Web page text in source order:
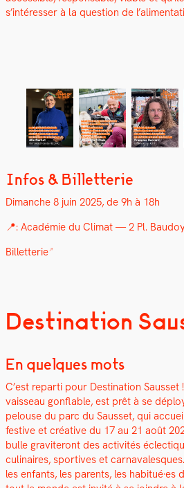
s’in­téress­er à la ques­tion de
Infos & Billetterie
Dimanche 8 juin 2025, de 9h à 18h
📍: Académie du Cli­mat — 2 Pl.
Bil­let­terie
Destination
En quelques mots
C’est repar­ti pour Des­ti­na­tion Saus­set
vais­seau gon­flable, est prêt à se
pelouse du parc du Saus­set, qui
fes­tive et créa­tive du 17 au 21 août
bulle graviteront des activ­ités
culi­naires, sportives et
les enfants, les par­ents, les habitué·es